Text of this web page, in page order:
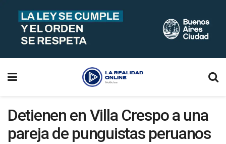
Detienen en Villa Crespo a una
pareja de punguistas peruanos